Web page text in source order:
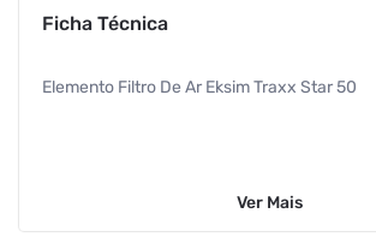
Ficha Técnica
Elemento Filtro De Ar Eksim Traxx Star 50
Ver Mais